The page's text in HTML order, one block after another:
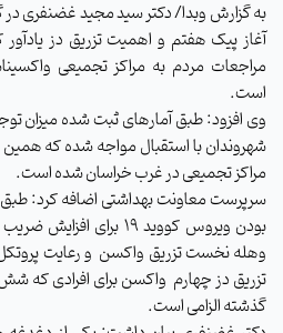
به گزارش وبدا/ دکتر سید مجید غضنفری در
آغاز پیک هفتم و اهمیت تزریق دز یادآور
مراجعات مردم به مراکز تجمیعی
است.
وی افزود: طبق آمار‌های ثبت شده میزان
شهروندان با استقبال مواجه شده که
مراکز تجمیعی در غرب خراسان شده است.
سرپرست معاونت بهداشتی اضافه کرد: طبق
بودن ویروس کووید 19
وهله نخست تزریق واکسن و رعایت
تزریق دز چهارم واکسن برای افرادی که
گذشته الزامی است.